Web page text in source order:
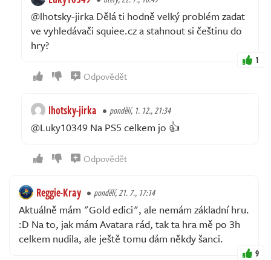
@lhotsky-jirka Dělá ti hodně velký problém zadat
ve vyhledávači squiee.cz a stahnout si češtinu do
hry?
1
Odpovědět
lhotsky-jirka pondělí, 1. 12., 21:34
@Luky10349 Na PS5 celkem jo 👍
Odpovědět
Reggie-Kray pondělí, 21. 7., 17:14
Aktuálně mám "Gold edici", ale nemám základní hru.
:D Na to, jak mám Avatara rád, tak ta hra mě po 3h
celkem nudila, ale ještě tomu dám někdy šanci.
9